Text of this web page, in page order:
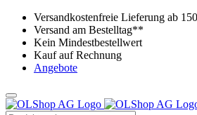
Versandkostenfreie Lieferung ab
Versand am Bestelltag**
Kein Mindestbestellwert
Kauf auf Rechnung
Angebote